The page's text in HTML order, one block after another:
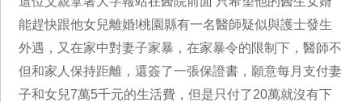
能趕快跟他女兒離婚!桃園縣有一名醫師疑似與護士發生
外遇，又在家中對妻子家暴，在家暴令的限制下，醫師不
但和家人保持距離，還簽了一張保證書，願意每月支付妻
子和女兒7萬5千元的生活費，但是只付了20萬就沒有下